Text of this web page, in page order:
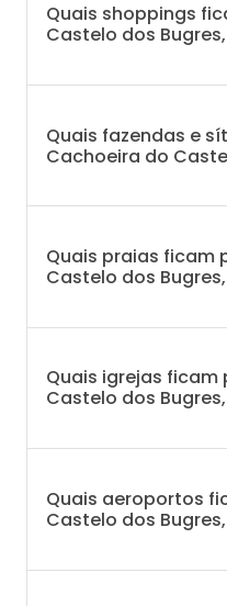
Quais shoppings
Castelo dos Bugres,
Quais fazendas e
Cachoeira do
Quais praias ficam
Castelo dos Bugres,
Quais igrejas
Castelo dos Bugres,
Quais aeroportos
Castelo dos Bugres,